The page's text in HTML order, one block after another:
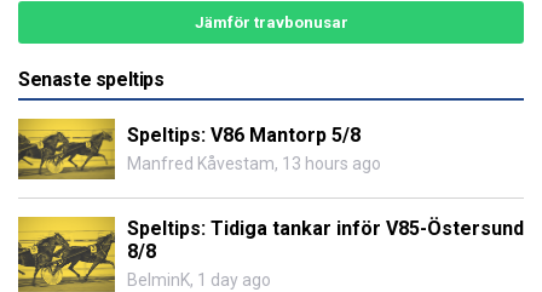
Jämför travbonusar
Senaste speltips
Speltips: V86 Mantorp 5/8
Manfred Kåvestam, 13 hours ago
Speltips: Tidiga tankar inför V85-Östersund
8/8
BelminK, 1 day ago